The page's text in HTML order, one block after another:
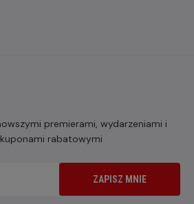
premierami, wydarzeniami i
rabatowymi
ZAPISZ MNIE